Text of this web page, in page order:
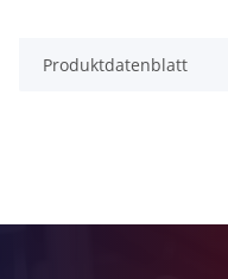
Produktdatenblatt